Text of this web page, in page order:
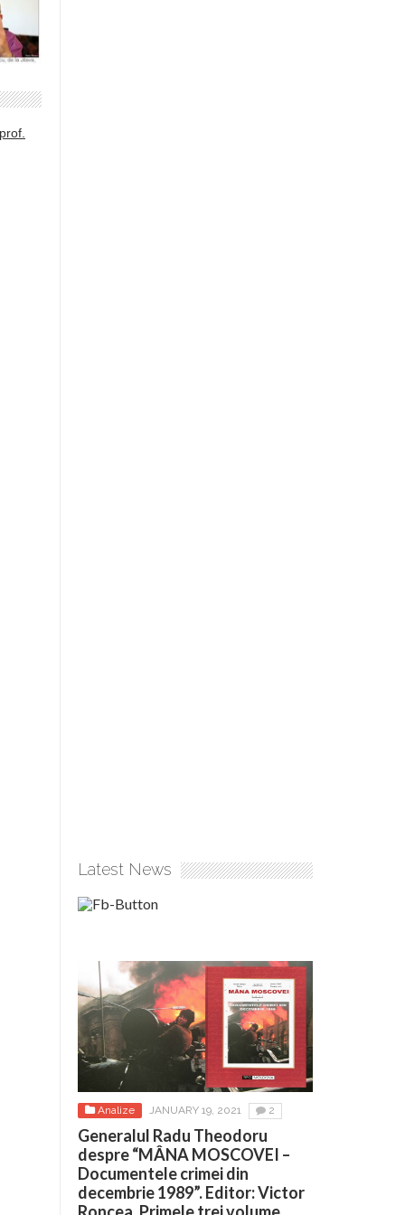
Latest News
Analize JANUARY 19, 2021 2
Generalul Radu Theodoru
despre “MÂNA MOSCOVEI –
Documentele crimei din
decembrie 1989”. Editor: Victor